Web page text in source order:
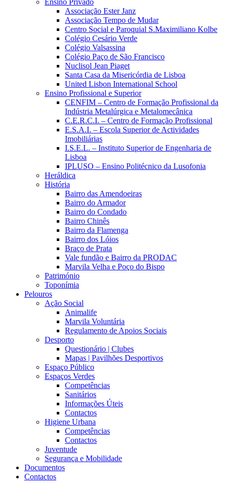
Ensino Privado
Associação Ester Janz
Associação Tempo de Mudar
Centro Social e Paroquial S.Maximiliano Kolbe
Colégio Cesário Verde
Colégio Valsassina
Colégio Paço de São Francisco
Nuclisol Jean Piaget
Santa Casa da Misericórdia de Lisboa
United Lisbon International School
Ensino Profissional e Superior
CENFIM – Centro de Formação Profissional da
Indústria Metalúrgica e Metalomecânica
C.E.R.C.I. – Centro de Formação Profissional
E.S.A.I. – Escola Superior de Actividades
Imobiliárias
I.S.E.L. – Instituto Superior de Engenharia de
Lisboa
IPLUSO – Ensino Politécnico da Lusofonia
Heráldica
História
Bairro das Amendoeiras
Bairro do Armador
Bairro do Condado
Bairro Chinês
Bairro da Flamenga
Bairro dos Lóios
Braço de Prata
Vale fundão e Bairro da PRODAC
Marvila Velha e Poço do Bispo
Património
Toponímia
Pelouros
Ação Social
Animalife
Marvila Voluntária
Regulamento de Apoios Sociais
Desporto
Questionário | Clubes
Mapas | Pavilhões Desportivos
Espaço Público
Espaços Verdes
Competências
Sanitários
Informações Úteis
Contactos
Higiene Urbana
Competências
Contactos
Juventude
Segurança e Mobilidade
Documentos
Contactos